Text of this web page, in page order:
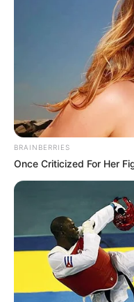
BRAINBERRIES
Once Criticized For Her